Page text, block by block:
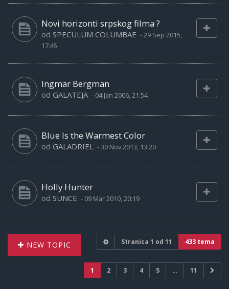
Novi horizonti srpskog filma ?
od SPECULUM COLUMBAE -29 Sep 2015,
17:45
Ingmar Bergman
od GALATEJA - 04 Jan 2006, 21:54
Blue Is the Warmest Color
od GALADRIEL -30 Nov 2013, 13:20
Holly Hunter
od SUNCE - 09 Mar 2010, 20:19
NEW TOPIC Stranica 1 od 11 433 tema
1 2 3 4 5 … 11